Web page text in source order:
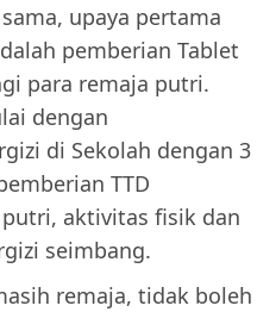
upaya pertama
pemberian Tablet
para remaja putri.
dengan
di Sekolah dengan 3
TTD
aktivitas fisik dan
seimbang.
remaja, tidak boleh